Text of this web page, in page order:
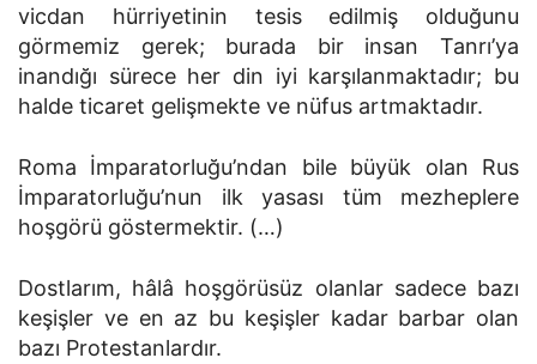
vicdan hürriyetinin tesis edilmiş olduğunu
görmemiz gerek; burada bir insan Tanrı’ya
inandığı sürece her din iyi karşılanmaktadır; bu
halde ticaret gelişmekte ve nüfus artmaktadır.
Roma İmparatorluğu’ndan bile büyük olan Rus
İmparatorluğu’nun ilk yasası tüm mezheplere
hoşgörü göstermektir. (…)
Dostlarım, hâlâ hoşgörüsüz olanlar sadece bazı
keşişler ve en az bu keşişler kadar barbar olan
bazı Protestanlardır.